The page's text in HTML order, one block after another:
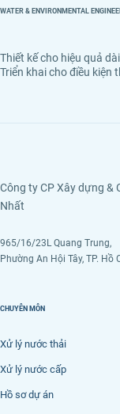
WATER & ENVIRONMENTAL
Thiết kế cho hiệu quả
Triển khai cho điều kiện
Công ty CP Xây dựng &
Nhất
965/16/23L Quang Trung,
Phường An Hội Tây, TP. Hồ
CHUYÊN MÔN
Xử lý nước thải
Xử lý nước cấp
Hồ sơ dự án